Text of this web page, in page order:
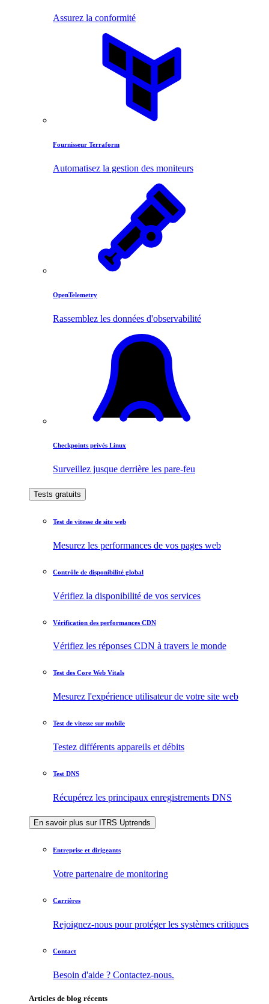
Assurez la conformité
Fournisseur Terraform
Automatisez la gestion des moniteurs
OpenTelemetry
Rassemblez les données d'observabilité
Checkpoints privés Linux
Surveillez jusque derrière les pare-feu
Tests gratuits
Test de vitesse de site web
Mesurez les performances de vos pages web
Contrôle de disponibilité global
Vérifiez la disponibilité de vos services
Vérification des performances CDN
Vérifiez les réponses CDN à travers le monde
Test des Core Web Vitals
Mesurez l'expérience utilisateur de votre site web
Test de vitesse sur mobile
Testez différents appareils et débits
Test DNS
Récupérez les principaux enregistrements DNS
En savoir plus sur ITRS Uptrends
Entreprise et dirigeants
Votre partenaire de monitoring
Carrières
Rejoignez-nous pour protéger les systèmes critiques
Contact
Besoin d'aide ? Contactez-nous.
Articles de blog récents